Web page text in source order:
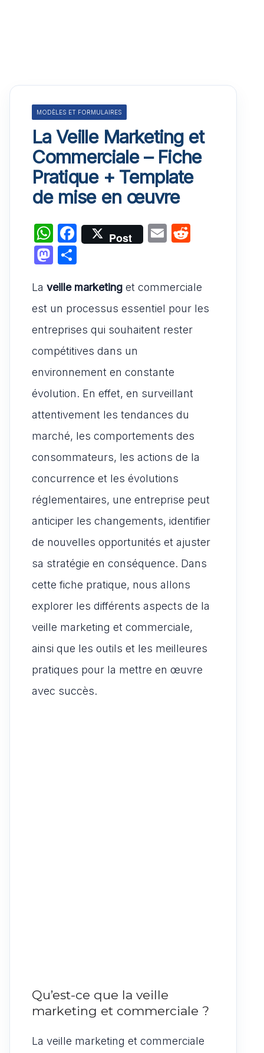
MODÈLES ET FORMULAIRES
La Veille Marketing et
Commerciale – Fiche
Pratique + Template
de mise en œuvre
W
h
at
s
A
p
p
F
a
e
b
o
o
k
Post
E
l
di
t
M
st
o
d
o
n
ta
g
er
La veille marketing et commerciale
est un processus essentiel pour les
entreprises qui souhaitent rester
compétitives dans un
environnement en constante
évolution. En effet, en surveillant
attentivement les tendances du
marché, les comportements des
consommateurs, les actions de la
concurrence et les évolutions
réglementaires, une entreprise peut
anticiper les changements, identifier
de nouvelles opportunités et ajuster
sa stratégie en conséquence. Dans
cette fiche pratique, nous allons
explorer les différents aspects de la
veille marketing et commerciale,
ainsi que les outils et les meilleures
pratiques pour la mettre en œuvre
avec succès.
Qu’est-ce que la veille
marketing et commerciale ?
La veille marketing et commerciale